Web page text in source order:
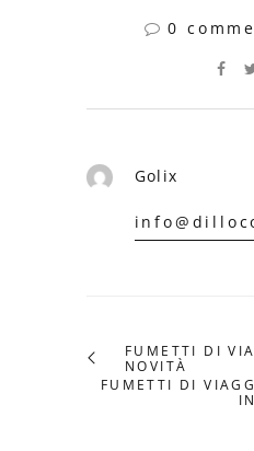
0
Golix
FUMETTI DI
NOVITÀ
FUMETTI DI